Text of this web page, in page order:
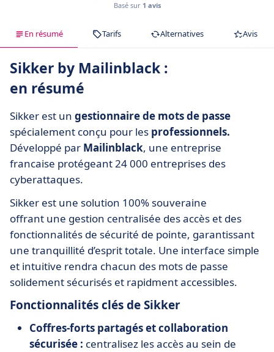
Basé sur 1 avis
En résumé Tarifs Alternatives Avis
Sikker by Mailinblack :
en résumé
Sikker est un gestionnaire de mots de passe
spécialement conçu pour les professionnels.
Développé par Mailinblack, une entreprise
francaise protégeant 24 000 entreprises des
cyberattaques.
Sikker est une solution 100% souveraine
offrant une gestion centralisée des accès et des
fonctionnalités de sécurité de pointe, garantissant
une tranquillité d’esprit totale. Une interface simple
et intuitive rendra chacun des mots de passe
solidement sécurisés et rapidment accessibles.
Fonctionnalités clés de Sikker
Coffres-forts partagés et collaboration
sécurisée : centralisez les accès au sein de